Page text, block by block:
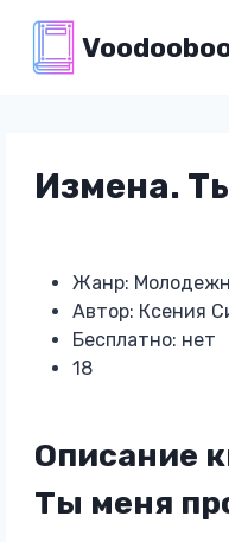
содержимому
Измена.
Жанр:
Автор: Ксения
Бесплатно: нет
18
Описание
Ты меня